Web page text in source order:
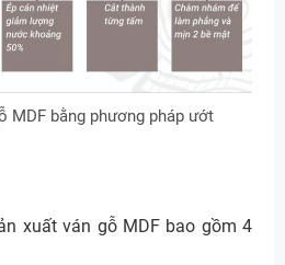
MDF bằng phương pháp ướt
xuất ván gỗ MDF bao gồm 4